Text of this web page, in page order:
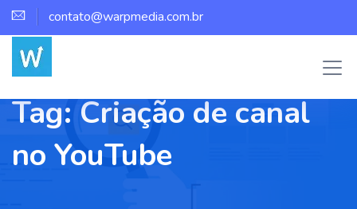
contato@warpmedia.com.br
Tag:Criação de canal
no YouTube